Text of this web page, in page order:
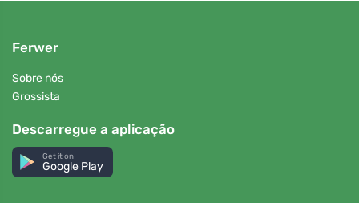
Ferwer
Sobre nós
Grossista
Descarregue a aplicação
Get it on
Google Play